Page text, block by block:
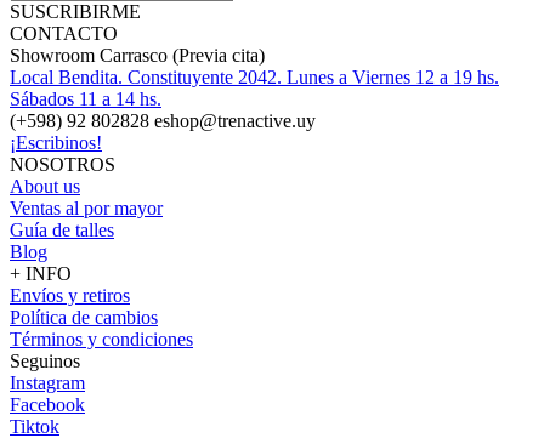
SUSCRIBIRME
CONTACTO
Showroom Carrasco (Previa cita)
Local Bendita. Constituyente 2042. Lunes a Viernes 12 a 19 hs.
Sábados 11 a 14 hs.
(+598) 92 802828 eshop@trenactive.uy
¡Escribinos!
NOSOTROS
About us
Ventas al por mayor
Guía de talles
Blog
+ INFO
Envíos y retiros
Política de cambios
Términos y condiciones
Seguinos
Instagram
Facebook
Tiktok